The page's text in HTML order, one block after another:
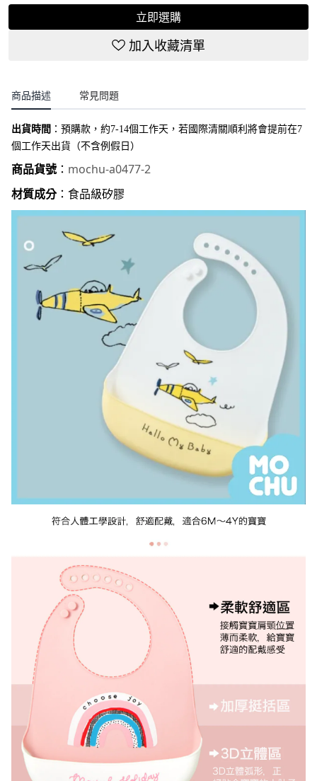
立即選購
加入收藏清單
商品描述 常見問題
出貨時間 ： 預購款，約7-14個工作天，若國際清關順利將會提前在7
個工作天出貨（不含例假日）
商品貨號： mochu-a0477-2
材質成分：食品級矽膠